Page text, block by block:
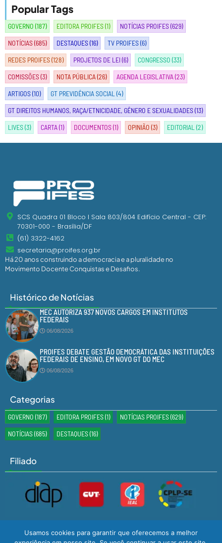
Popular Tags
GOVERNO (187) EDITORA PROIFES(1) NOTÍCIAS PROIFES(629)
NOTÍCIAS(685) DESTAQUES(16) TV PROIFES(6)
REDES PROIFES(128) PROJETOS DE LEI(6) CONGRESSO (33)
COMISSÕES(3) NOTA PÚBLICA(26) AGENDA LEGISLATIVA(23)
ARTIGOS(10) GT PREVIDÊNCIA SOCIAL (4)
GT DIREITOS HUMANOS, RAÇA/ETNICIDADE, GÊNERO E SEXUALIDADES(13)
LIVES(3) CARTA(1) DOCUMENTOS(1) OPINIÃO (3) EDITORIAL (2)
SCS Quadra 01 Bloco I Sala 803/804 Edifício Central - CEP:
70301-000 - Brasília/DF
(61) 3322-4162
secretaria@proifes.org.br
Há 20 anos construindo a democracia e a pluralidade no
Movimento Docente Conquistas e Desafios.
Histórico de Notícias
MEC AUTORIZA 937 NOVOS CARGOS EM INSTITUTOS
FEDERAIS
06/08/2026
PROIFES DEBATE GESTÃO DEMOCRÁTICA DAS INSTITUIÇÕES
FEDERAIS DE ENSINO, EM NOVO GT DO MEC
06/08/2026
Categorias
GOVERNO (187) EDITORA PROIFES(1) NOTÍCIAS PROIFES(629)
NOTÍCIAS(685) DESTAQUES(16)
Filiado
Usamos cookies para garantir que oferecemos a melhor